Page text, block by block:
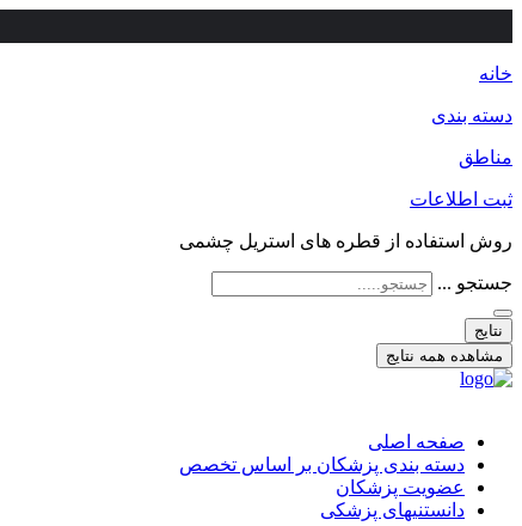
خانه
دسته بندی
مناطق
ثبت اطلاعات
روش استفاده از قطره های استریل چشمی
جستجو ...
نتایج
مشاهده همه نتایج
صفحه اصلی
دسته بندی پزشکان بر اساس تخصص
عضویت پزشکان
دانستنیهای پزشکی